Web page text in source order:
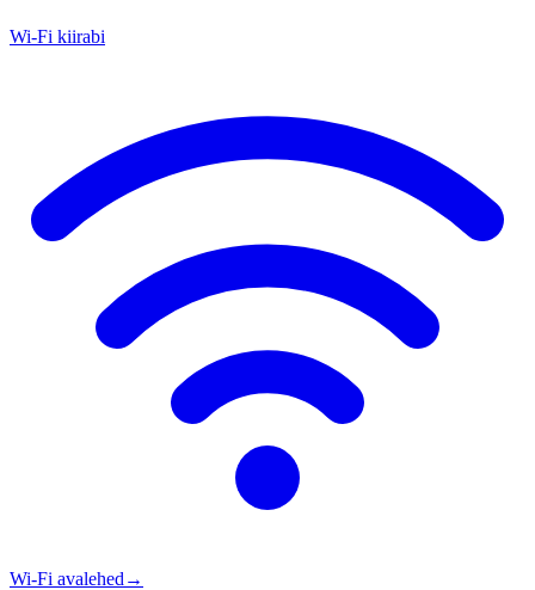
Wi-Fi kiirabi
Wi‑Fi avalehed →